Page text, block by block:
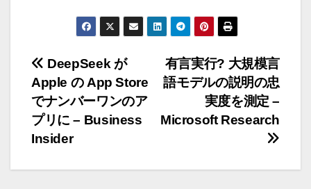
投
稿
ナ
有言実行? 大規模言
語モデルの説明の忠
実度を測定 –
Microsoft Research
DeepSeek が
Apple の App Store
でナンバーワンのア
プリに – Business
Insider